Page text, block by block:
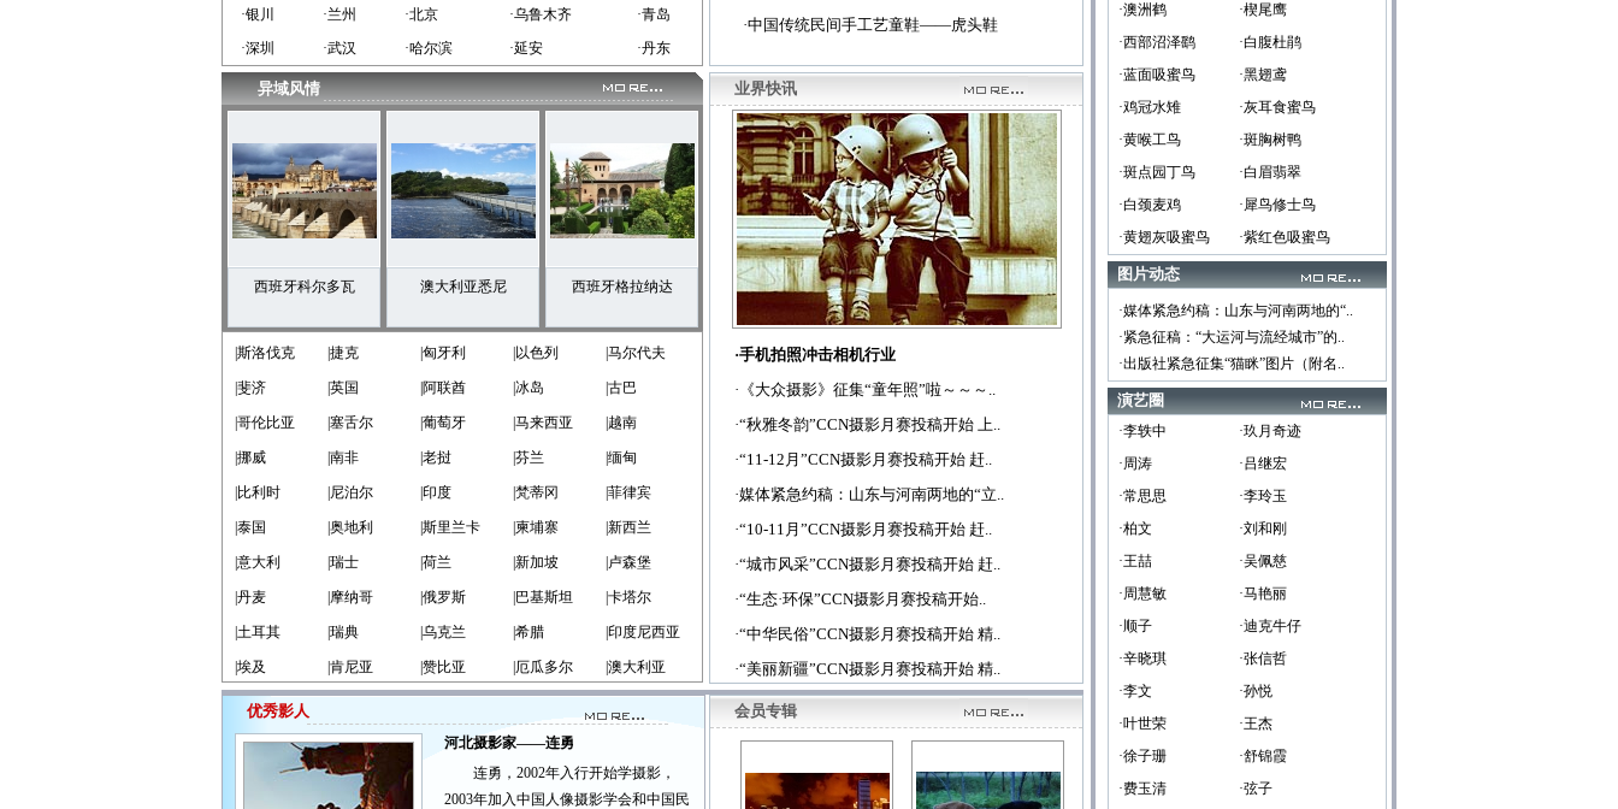
·银川
·兰州 ·北京 ·乌鲁木齐
·青岛
·深圳
·武汉 ·哈尔滨 ·延安 ·丹东
·中国传统民间手工艺童鞋——虎头鞋
异域风情
西班牙科尔多瓦 澳大利亚悉尼 西班牙格拉纳达
|斯洛伐克 |捷克 |匈牙利 |以色列 |马尔代夫
|斐济 |英国 |阿联酋 |冰岛 |古巴
|哥伦比亚 |塞舌尔 |葡萄牙 |马来西亚 |越南
|挪威 |南非 |老挝 |芬兰 |缅甸
|比利时 |尼泊尔 |印度 |梵蒂冈 |菲律宾
|泰国 |奥地利 |斯里兰卡 |柬埔寨 |新西兰
|意大利 |瑞士 |荷兰 |新加坡 |卢森堡
|丹麦 |摩纳哥 |俄罗斯 |巴基斯坦 |卡塔尔
|土耳其 |瑞典 |乌克兰 |希腊 |印度尼西亚
|埃及 |肯尼亚 |赞比亚 |厄瓜多尔 |澳大利亚
业界快讯
·手机拍照冲击相机行业
·《大众摄影》征集“童年照”啦～～～..
·“秋雅冬韵”CCN摄影月赛投稿开始 上..
·“11-12月”CCN摄影月赛投稿开始 赶..
·媒体紧急约稿：山东与河南两地的“立..
·“10-11月”CCN摄影月赛投稿开始 赶..
·“城市风采”CCN摄影月赛投稿开始 赶..
·“生态·环保”CCN摄影月赛投稿开始..
·“中华民俗”CCN摄影月赛投稿开始 精..
·“美丽新疆”CCN摄影月赛投稿开始 精..
优秀影人
河北摄影家——连勇
连勇，2002年入行开始学摄影，
2003年加入中国人像摄影学会和中国民
会员专辑
·澳洲鹤
·楔尾鹰
·西部沼泽鹞
·白腹杜鹃
·蓝面吸蜜鸟
·黑翅鸢
·鸡冠水雉
·灰耳食蜜鸟
·黄喉工鸟
·斑胸树鸭
·斑点园丁鸟
·白眉翡翠
·白颈麦鸡
·犀鸟修士鸟
·黄翅灰吸蜜鸟
·紫红色吸蜜鸟
图片动态
·媒体紧急约稿：山东与河南两地的“..
·紧急征稿：“大运河与流经城市”的..
·出版社紧急征集“猫眯”图片（附名..
演艺圈
·李轶中
·玖月奇迹
·周涛
·吕继宏
·常思思
·李玲玉
·柏文
·刘和刚
·王喆
·吴佩慈
·周慧敏
·马艳丽
·顺子
·迪克牛仔
·辛晓琪
·张信哲
·李文
·孙悦
·叶世荣
·王杰
·徐子珊
·舒锦霞
·费玉清
·弦子